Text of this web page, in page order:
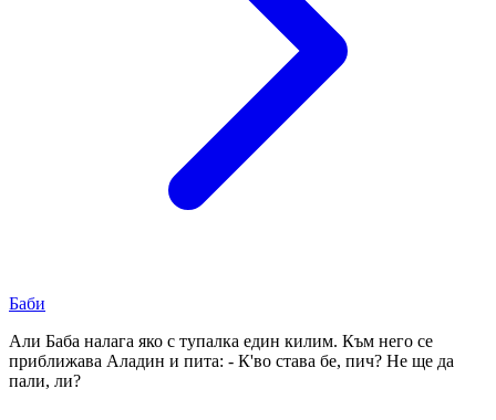
Баби
Али Баба налага яко с тупалка един килим. Към него се
приближава Аладин и пита: - К'во става бе, пич? Не ще да
пали, ли?